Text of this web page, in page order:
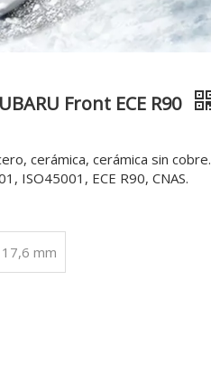
Front ECE R90
cerámica, cerámica sin cobre.
ISO45001, ECE R90, CNAS.
mm